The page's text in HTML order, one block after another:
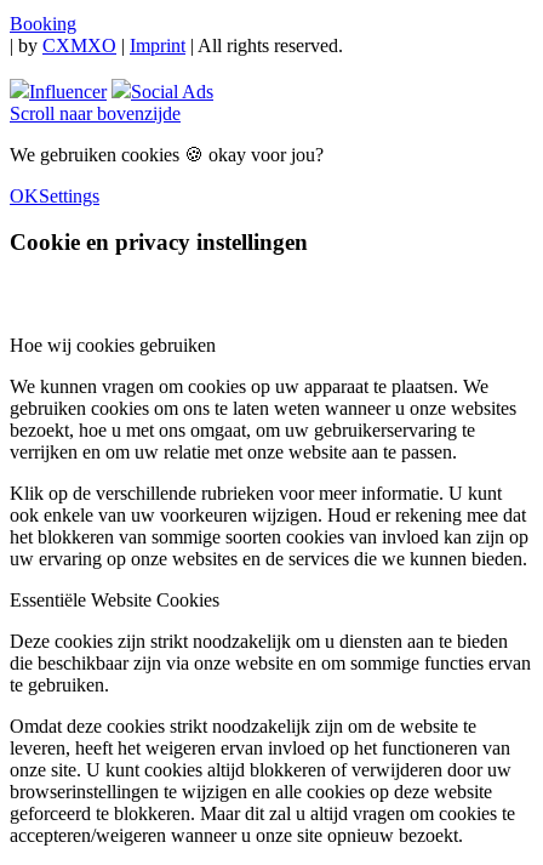
Booking
| by CXMXO | Imprint | All rights reserved.
Influencer
Social Ads
Scroll naar bovenzijde
We gebruiken cookies 🍪 okay voor jou?
OKSettings
Cookie en privacy instellingen
Hoe wij cookies gebruiken
We kunnen vragen om cookies op uw apparaat te plaatsen. We
gebruiken cookies om ons te laten weten wanneer u onze websites
bezoekt, hoe u met ons omgaat, om uw gebruikerservaring te
verrijken en om uw relatie met onze website aan te passen.
Klik op de verschillende rubrieken voor meer informatie. U kunt
ook enkele van uw voorkeuren wijzigen. Houd er rekening mee dat
het blokkeren van sommige soorten cookies van invloed kan zijn op
uw ervaring op onze websites en de services die we kunnen bieden.
Essentiële Website Cookies
Deze cookies zijn strikt noodzakelijk om u diensten aan te bieden
die beschikbaar zijn via onze website en om sommige functies ervan
te gebruiken.
Omdat deze cookies strikt noodzakelijk zijn om de website te
leveren, heeft het weigeren ervan invloed op het functioneren van
onze site. U kunt cookies altijd blokkeren of verwijderen door uw
browserinstellingen te wijzigen en alle cookies op deze website
geforceerd te blokkeren. Maar dit zal u altijd vragen om cookies te
accepteren/weigeren wanneer u onze site opnieuw bezoekt.